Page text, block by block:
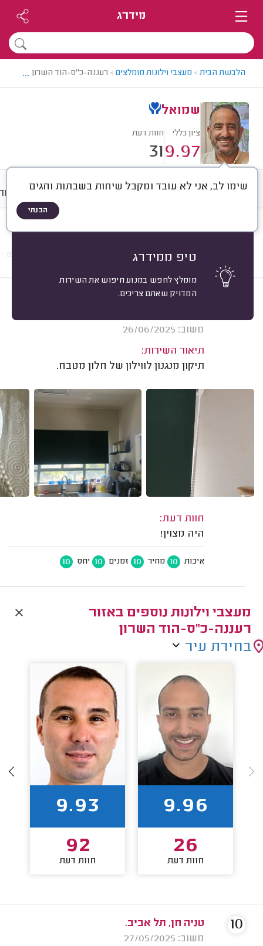
מידרג
הלבשת הבית> מעצבי וילונות מומלצים> רעננה-כ"ס-הוד השרון > מעצב
...
שמואל
ציון כללי
9.97
חוות דעת
31
שימו לב, אני לא עובד ומקבל שיחות בשבתות וחגים
הבנתי
טיפ ממידרג
מומלץ לחפש במנוע חיפוש את השירות
המדויק שאתם צריכים.
חוות דעת ממוצע גלריה
סוג שירות מיקום
בני מ. הוד השרון.
משוב: 26/06/2025
תיאור השירות:
תיקון מנגנון לווילון של חלון מטבח.
חוות דעת:
היה מצוין!
איכות 10 מחיר 10 זמנים 10 יחס 10
מעצבי וילונות נוספים באזור
רעננה-כ"ס-הוד השרון
בחירת עיר
9.96
26
חוות דעת
9.93
92
חוות דעת
טניה חן, תל אביב.
משוב: 27/05/2025
10